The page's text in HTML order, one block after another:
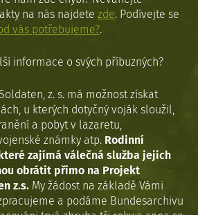
na nás najdete zde. Podívejte se
vás potřebujeme?.
informace o svých příbuzných?
z. s. má možnost získat
u kterých dotyčný voják sloužil,
a pobyt v lazaretu,
známky atp. Rodinní
zajímá válečná služba jejich
obrátit přímo na Projekt
z.s. My žádost na základě Vámi
a podáme Bundesarchivu